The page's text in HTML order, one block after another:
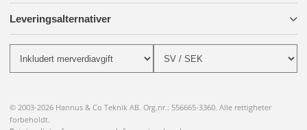
Gjør bilen din klar for alle vær- og lysforhold med denne
komplette lyspakken. Bestill i dag og opplev forskjellen i både
stil og sikkerhet!
Leveringsalternativer
© 2003-2026 Hannus & Co Teknik AB. Org.nr.: 556665-3360. Alle rettigheter
forbeholdt.